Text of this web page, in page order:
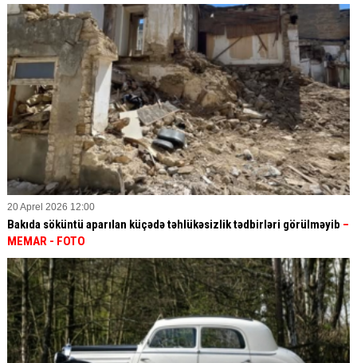
20 Aprel 2026 12:00
Bakıda söküntü aparılan küçədə təhlükəsizlik tədbirləri görülməyib –
MEMAR - FOTO